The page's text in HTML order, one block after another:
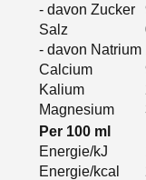
- davon Zucker
Salz
- davon Natrium
Calcium
Kalium
Magnesium
Per 100 ml
Energie/kJ
Energie/kcal